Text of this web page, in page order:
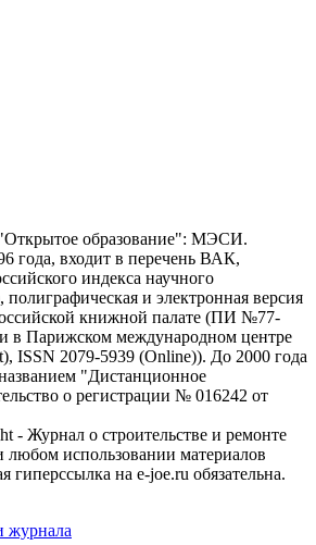
образование": МЭСИ.
года, входит в перечень ВАК,
индекса научного
и электронная версия
книжной палате (ПИ №77-
в Парижском международном центре
ISSN 2079-5939 (Online)). До 2000 года
"Дистанционное
о регистрации № 016242 от
- Журнал о строительстве и ремонте
любом использовании материалов
гиперссылка на e-joe.ru обязательна.
журнала